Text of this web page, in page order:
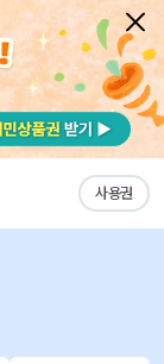
사용권